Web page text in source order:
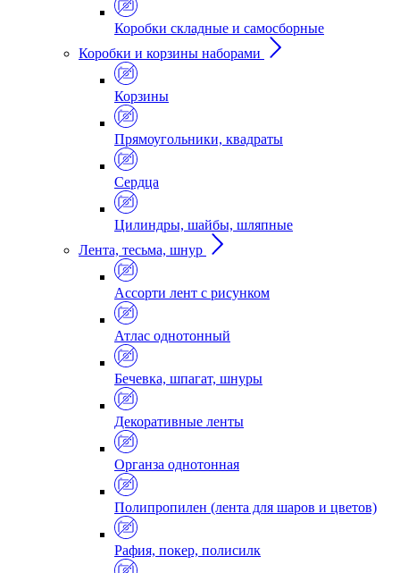
Коробки складные и самосборные
Коробки и корзины наборами
Корзины
Прямоугольники, квадраты
Сердца
Цилиндры, шайбы, шляпные
Лента, тесьма, шнур
Ассорти лент с рисунком
Атлас однотонный
Бечевка, шпагат, шнуры
Декоративные ленты
Органза однотонная
Полипропилен (лента для шаров и цветов)
Рафия, покер, полисилк